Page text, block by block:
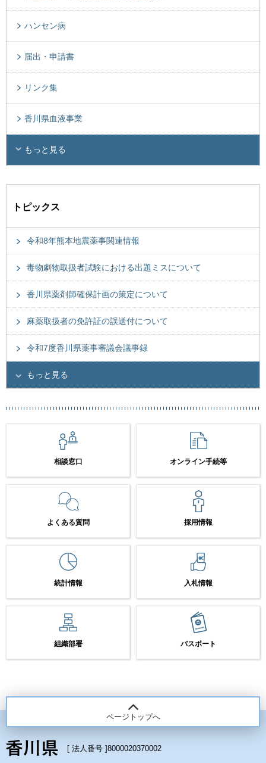
ハンセン病
届出・申請書
リンク集
香川県血液事業
もっと見る
トピックス
令和8年熊本地震薬事関連情報
毒物劇物取扱者試験における出題ミスについて
香川県薬剤師確保計画の策定について
麻薬取扱者の免許証の誤送付について
令和7度香川県薬事審議会議事録
もっと見る
相談窓口 オンライン手続等
よくある質問 採用情報
統計情報 入札情報
組織部署 パスポート
ページトップへ
[ 法人番号 ]8000020370002